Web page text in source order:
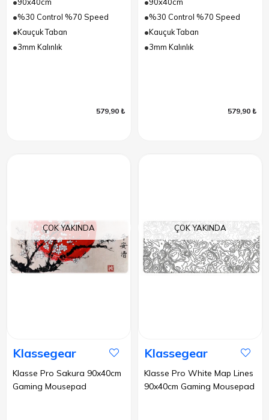
%30 Control %70 Speed
Kauçuk Taban
3mm Kalınlık
579,90 ₺
%30 Control %70 Speed
Kauçuk Taban
3mm Kalınlık
579,90 ₺
ÇOK YAKINDA
Klassegear
Klasse Pro Sakura 90x40cm
Gaming Mousepad
ÇOK YAKINDA
Klassegear
Klasse Pro White Map Lines
90x40cm Gaming Mousepad